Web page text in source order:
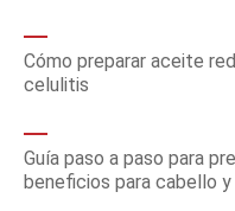
Cómo preparar aceite
celulitis
Guía paso a paso para
beneficios para cabello y